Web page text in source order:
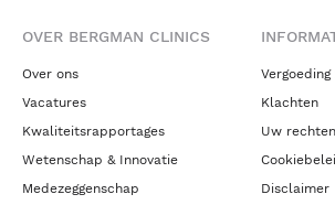
OVER BERGMAN CLINICS
Over ons
Vacatures
Kwaliteitsrapportages
Wetenschap & Innovatie
Medezeggenschap
Klachten
Uw
Disclaimer